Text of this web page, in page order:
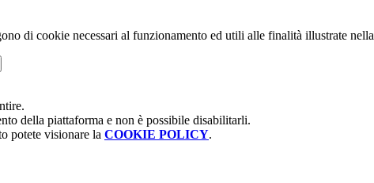
di cookie necessari al funzionamento ed utili alle finalità illustrate nella
della piattaforma e non è possibile disabilitarli.
potete visionare la COOKIE POLICY.